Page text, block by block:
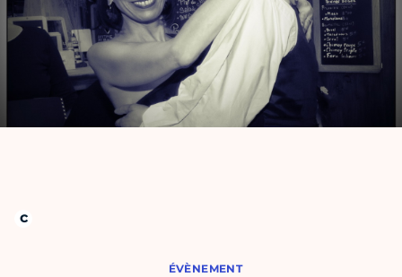
ÉVÈNEMENT